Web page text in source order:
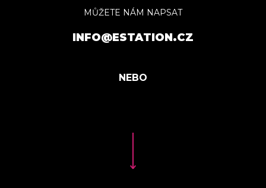
MŮŽETE NÁM NAPSAT
INFO@ESTATION.CZ